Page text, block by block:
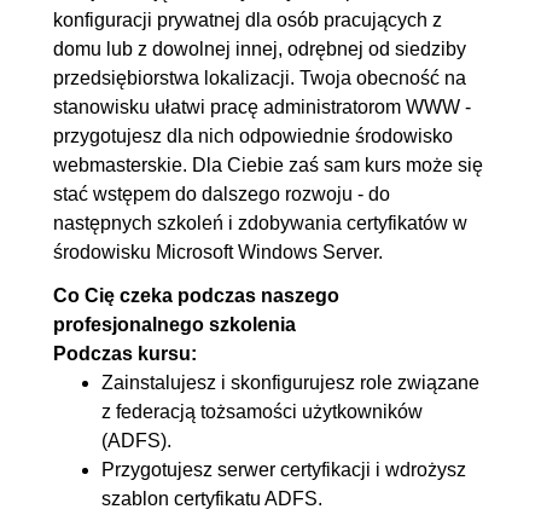
uprawnieniami
4. Kontenery w Windows Server 00:20:38
4.1. Środowisko kontenerowe -
instalacja usługi
00:04:00
4.2. Docker - instalacja i
konfiguracja platformy
4.3. Pobieranie i uruchamianie
obrazów
5. NFS - sieciowy system plików
5.1. Konfiguracja usługi,
przygotowanie udziału
sieciowego
00:03:55
5.2. Konfiguracja klienta (Linux)
konfiguracji prywatnej dla osób pracujących z
domu lub z dowolnej innej, odrębnej od siedziby
przedsiębiorstwa lokalizacji. Twoja obecność na
stanowisku ułatwi pracę administratorom WWW -
przygotujesz dla nich odpowiednie środowisko
webmasterskie. Dla Ciebie zaś sam kurs może się
stać wstępem do dalszego rozwoju - do
następnych szkoleń i zdobywania certyfikatów w
środowisku Microsoft Windows Server.
Co Cię czeka podczas naszego
profesjonalnego szkolenia
Podczas kursu:
Zainstalujesz i skonfigurujesz role związane
z federacją tożsamości użytkowników
(ADFS).
Przygotujesz serwer certyfikacji i wdrożysz
szablon certyfikatu ADFS.